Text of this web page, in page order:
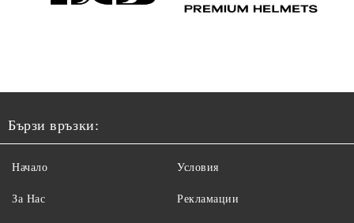
Бързи връзки:
Начало
За Нас
Условия
Рекламации